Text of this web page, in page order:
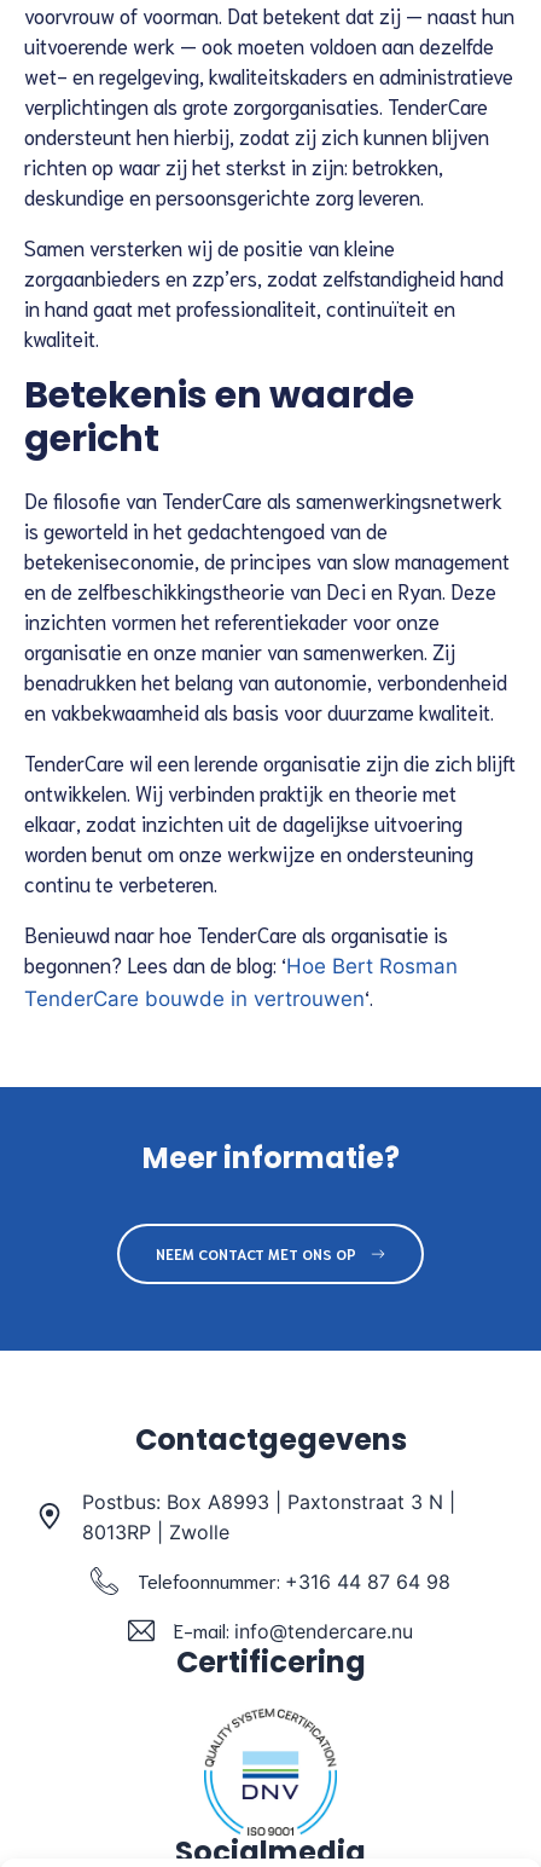
voorvrouw of voorman. Dat betekent dat zij — naast hun
uitvoerende werk — ook moeten voldoen aan dezelfde
wet- en regelgeving, kwaliteitskaders en administratieve
verplichtingen als grote zorgorganisaties. TenderCare
ondersteunt hen hierbij, zodat zij zich kunnen blijven
richten op waar zij het sterkst in zijn: betrokken,
deskundige en persoonsgerichte zorg leveren.
Samen versterken wij de positie van kleine
zorgaanbieders en zzp’ers, zodat zelfstandigheid hand
in hand gaat met professionaliteit, continuïteit en
kwaliteit.
Betekenis en waarde
gericht
De filosofie van TenderCare als samenwerkingsnetwerk
is geworteld in het gedachtengoed van de
betekeniseconomie, de principes van slow management
en de zelfbeschikkingstheorie van Deci en Ryan. Deze
inzichten vormen het referentiekader voor onze
organisatie en onze manier van samenwerken. Zij
benadrukken het belang van autonomie, verbondenheid
en vakbekwaamheid als basis voor duurzame kwaliteit.
TenderCare wil een lerende organisatie zijn die zich blijft
ontwikkelen. Wij verbinden praktijk en theorie met
elkaar, zodat inzichten uit de dagelijkse uitvoering
worden benut om onze werkwijze en ondersteuning
continu te verbeteren.
Benieuwd naar hoe TenderCare als organisatie is
begonnen? Lees dan de blog: ‘Hoe Bert Rosman
TenderCare bouwde in vertrouwen‘.
Meer informatie?
NEEM CONTACT MET ONS OP
Contactgegevens
Postbus: Box A8993 | Paxtonstraat 3 N |
8013RP | Zwolle
Telefoonnummer: +316 44 87 64 98
E-mail: info@tendercare.nu
Certificering
Socialmedia